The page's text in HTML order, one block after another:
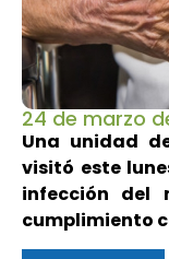
24 de marzo
Una unidad
visitó este
infección del
cumplimiento